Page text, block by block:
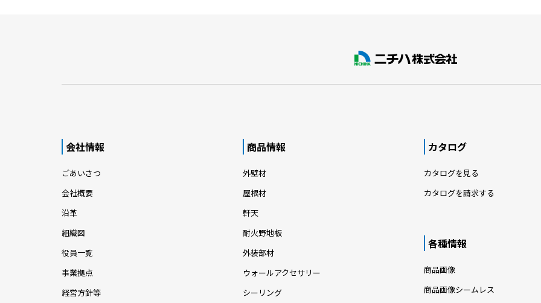
会社情報
ごあいさつ
会社概要
沿革
組織図
役員一覧
事業拠点
経営方針等
商品情報
外壁材
屋根材
軒天
耐火野地板
外装部材
ウォールアクセサリー
シーリング
カタログ
カタログを見る
カタログを請求する
各種情報
商品画像
商品画像シームレス